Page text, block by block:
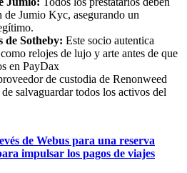
Jumio Kyc, asegurando un
de Sotheby: Este socio autentica
relojes de lujo y arte antes de que
en PayDax
de custodia de Renonweed
salvaguardar todos los activos del
de Webus para una reserva
impulsar los pagos de viajes